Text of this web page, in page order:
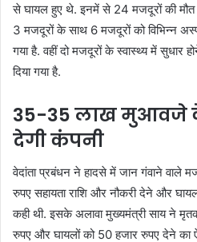
से घायल हुए थे. इनमें से 24 मजदूरों की मौत
3 मजदूरों के साथ 6 मजदूरों को विभिन्न
गया है. वहीं दो मजदूरों के स्वास्थ्य में सुधार
दिया गया है.
35-35 लाख मुआवजे
देगी कंपनी
वेदांता प्रबंधन ने हादसे में जान गंवाने
रुपए सहायता राशि और नौकरी देने और
कही थी. इसके अलावा मुख्यमंत्री साय ने
रुपए और घायलों को 50 हजार रुपए देने का